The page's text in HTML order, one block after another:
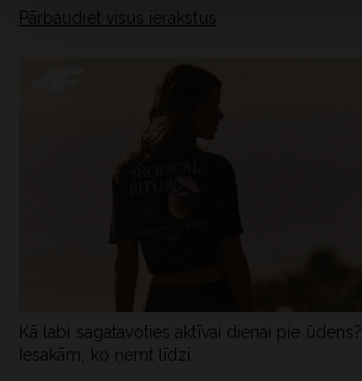
Pārbaudiet visus ierakstus
Kā labi sagatavoties aktīvai dienai pie ūdens?
Iesakām, ko ņemt līdzi